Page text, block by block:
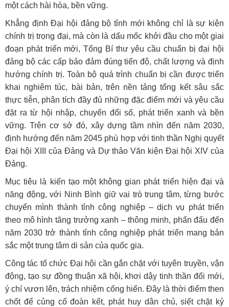
một cách hài hòa, bền vững.
Khẳng định Đại hội đảng bộ tỉnh mới không chỉ là sự kiện
chính trị trọng đại, mà còn là dấu mốc khởi đầu cho một giai
đoạn phát triển mới, Tổng Bí thư yêu cầu chuẩn bị đại hội
đảng bộ các cấp bảo đảm đúng tiến độ, chất lượng và định
hướng chính trị. Toàn bộ quá trình chuẩn bị cần được triển
khai nghiêm túc, bài bản, trên nền tảng tổng kết sâu sắc
thực tiễn, phân tích đầy đủ những đặc điểm mới và yêu cầu
đặt ra từ hội nhập, chuyển đổi số, phát triển xanh và bền
vững. Trên cơ sở đó, xây dựng tầm nhìn đến năm 2030,
định hướng đến năm 2045 phù hợp với tinh thần Nghị quyết
Đại hội XIII của Đảng và Dự thảo Văn kiện Đại hội XIV của
Đảng.
Mục tiêu là kiến tạo một không gian phát triển hiện đại và
năng động, với Ninh Bình giữ vai trò trung tâm, từng bước
chuyển mình thành tỉnh công nghiệp – dịch vụ phát triển
theo mô hình tăng trưởng xanh – thông minh, phấn đấu đến
năm 2030 trở thành tỉnh công nghiệp phát triển mang bản
sắc một trung tâm di sản của quốc gia.
Công tác tổ chức Đại hội cần gắn chặt với tuyên truyền, vận
động, tạo sự đồng thuận xã hội, khơi dậy tinh thần đổi mới,
ý chí vươn lên, trách nhiệm cống hiến. Đây là thời điểm then
chốt để củng cố đoàn kết, phát huy dân chủ, siết chặt kỷ